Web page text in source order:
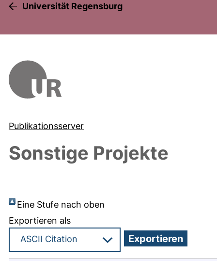
Universität Regensburg
Publikationsserver
Sonstige Projekte
Eine Stufe nach oben
Exportieren als